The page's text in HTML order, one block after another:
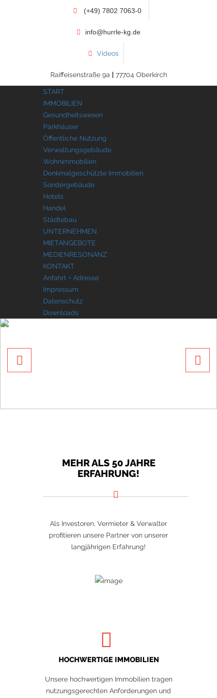
(+49) 7802 7063-0
info@hurrle-kg.de
Videos
Raiffeisenstraße 9a | 77704 Oberkirch
START
IMMOBILIEN
Gesundheitswesen
Parkhäuser
Öffentliche Nutzung
Verwaltungsgebäude
Wohnimmobilien
Denkmalgeschützte Immobilien
Sondergebäude
Hotels
Handel
Städtebau
UNTERNEHMEN
MIETANGEBOTE
MEDIENRESONANZ
KONTAKT
Anfahrt + Adresse
Impressum
Datenschutz
Downloads
MEHR ALS 50 JAHRE
ERFAHRUNG!
Als Investoren, Vermieter & Verwalter
profitieren unsere Partner von unserer
langjährigen Erfahrung!
HOCHWERTIGE IMMOBILIEN
Unsere hochwertigen Immobilien tragen
nutzungsgerechten Anforderungen und